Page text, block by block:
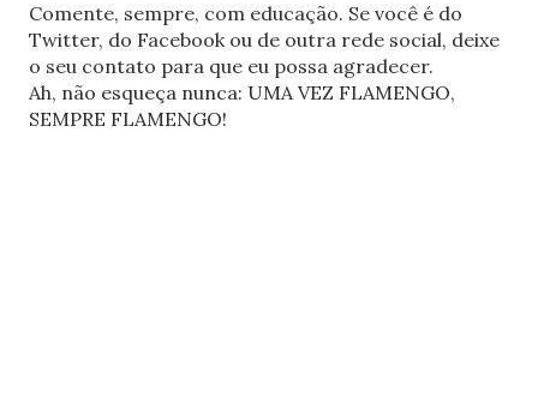
Comente, sempre, com educação. Se você é do
Twitter, do Facebook ou de outra rede social, deixe
o seu contato para que eu possa agradecer.
Ah, não esqueça nunca: UMA VEZ FLAMENGO,
SEMPRE FLAMENGO!